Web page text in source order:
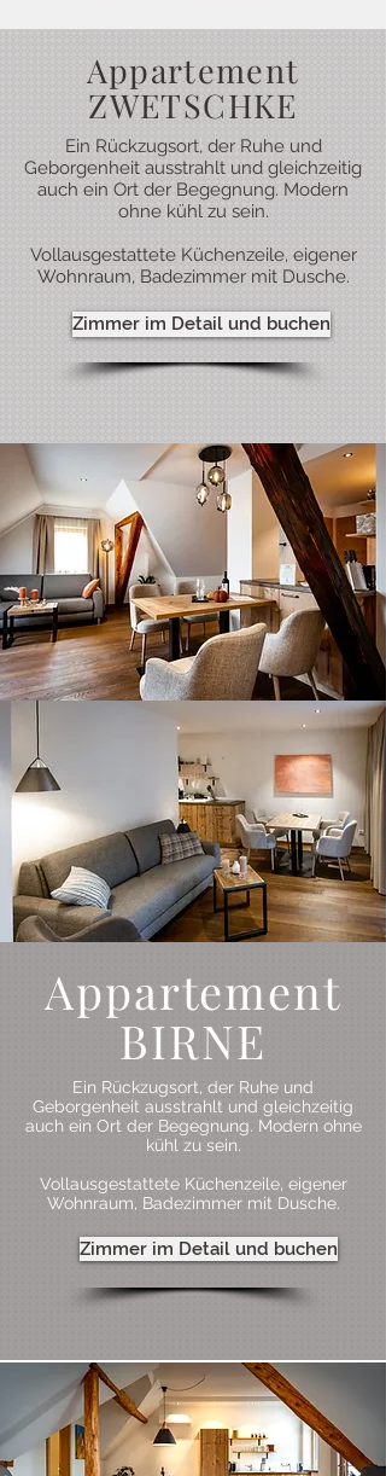
Appartement
ZWETSCHKE
Ein Rückzugsort, der Ruhe und
Geborgenheit ausstrahlt und gleichzeitig
auch ein Ort der Begegnung. Modern
ohne kühl zu sein.
Vollausgestattete Küchenzeile, eigener
Wohnraum, Badezimmer mit Dusche.
Zimmer im Detail und buchen
Appartement
BIRNE
Ein Rückzugsort, der Ruhe und
Geborgenheit ausstrahlt und gleichzeitig
auch ein Ort der Begegnung. Modern ohne
kühl zu sein.
Vollausgestattete Küchenzeile, eigener
Wohnraum, Badezimmer mit Dusche.
Zimmer im Detail und buchen